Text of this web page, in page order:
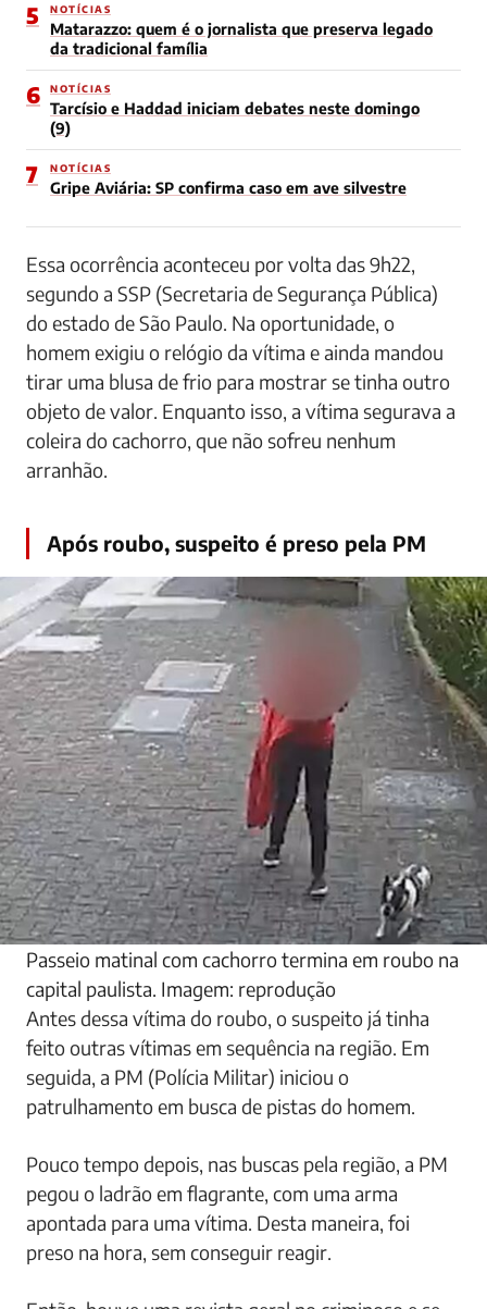
5 NOTÍCIAS
Matarazzo: quem é o jornalista que preserva legado
da tradicional família
6 NOTÍCIAS
Tarcísio e Haddad iniciam debates neste domingo
(9)
7 NOTÍCIAS
Gripe Aviária: SP confirma caso em ave silvestre
Essa ocorrência aconteceu por volta das 9h22,
segundo a SSP (Secretaria de Segurança Pública)
do estado de São Paulo. Na oportunidade, o
homem exigiu o relógio da vítima e ainda mandou
tirar uma blusa de frio para mostrar se tinha outro
objeto de valor. Enquanto isso, a vítima segurava a
coleira do cachorro, que não sofreu nenhum
arranhão.
Após roubo, suspeito é preso pela PM
Passeio matinal com cachorro termina em roubo na
capital paulista. Imagem: reprodução
Antes dessa vítima do roubo, o suspeito já tinha
feito outras vítimas em sequência na região. Em
seguida, a PM (Polícia Militar) iniciou o
patrulhamento em busca de pistas do homem.
Pouco tempo depois, nas buscas pela região, a PM
pegou o ladrão em flagrante, com uma arma
apontada para uma vítima. Desta maneira, foi
preso na hora, sem conseguir reagir.